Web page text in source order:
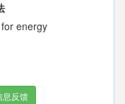
energy
息反馈